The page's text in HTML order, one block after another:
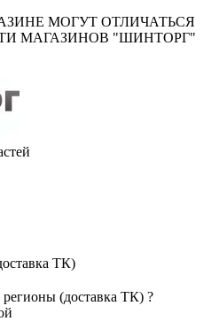
МОГУТ ОТЛИЧАТЬСЯ
МАГАЗИНОВ "ШИНТОРГ"
ТК)
(доставка ТК) ?